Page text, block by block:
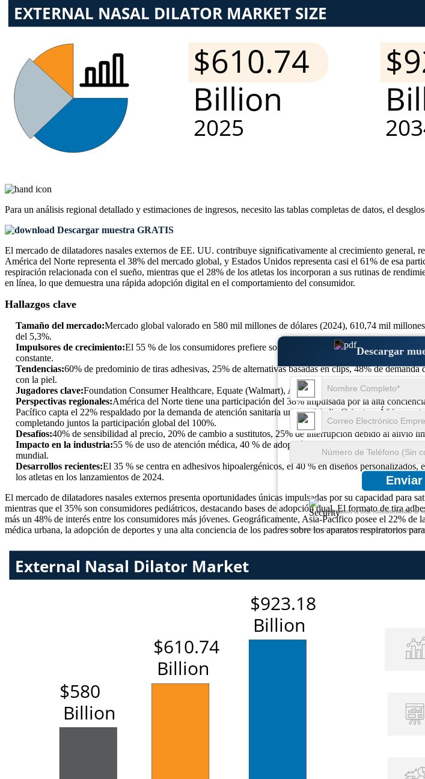
Descargar
Enviar
Garantizamos la total confidencialidad de
Para un análisis regional detallado y estimaciones de ingresos, necesito las tablas completas de datos, el
Descargar muestra GRATIS
El mercado de dilatadores nasales externos de EE. UU. contribuye significativamente al crecimiento general,
América del Norte representa el 38% del mercado global, y Estados Unidos representa casi el 61% de esa
respiración relacionada con el sueño, mientras que el 28% de los atletas los incorporan a sus rutinas de
en línea, lo que demuestra una rápida adopción digital en el comportamiento del consumidor.
Hallazgos clave
Tamaño del mercado:Mercado global valorado en 580 mil millones de dólares (2024), 610,74 mil
del 5,3%.
Impulsores de crecimiento:El 55 % de los consumidores prefiere soluciones no invasivas, el 40 % la
constante.
Tendencias:60% de predominio de tiras adhesivas, 25% de alternativas basadas en clips, 48% de
con la piel.
Jugadores clave:Foundation Consumer Healthcare, Equate (Walmart), ASO Medical, AirWare Labs, GSK
Perspectivas regionales:América del Norte tiene una participación del 38% impulsada por la alta
Pacífico capta el 22% respaldado por la demanda de atención sanitaria urbana. Medio Oriente y África
completando juntos la participación global del 100%.
Desafíos:40% de sensibilidad al precio, 20% de cambio a sustitutos, 25% de interrupción debido al alivio
Impacto en la industria:55 % de uso de atención médica, 40 % de adopción de deportes, 25 % de
mundial.
Desarrollos recientes:El 35 % se centra en adhesivos hipoalergénicos, el 40 % en diseños
los atletas en los lanzamientos de 2024.
El mercado de dilatadores nasales externos presenta oportunidades únicas impulsadas por su capacidad para
mientras que el 35% son consumidores pediátricos, destacando bases de adopción dual. El formato de tira
más un 48% de interés entre los consumidores más jóvenes. Geográficamente, Asia-Pacífico posee el 22%
médica urbana, la adopción de deportes y una alta conciencia de los padres sobre los aparatos respiratorios